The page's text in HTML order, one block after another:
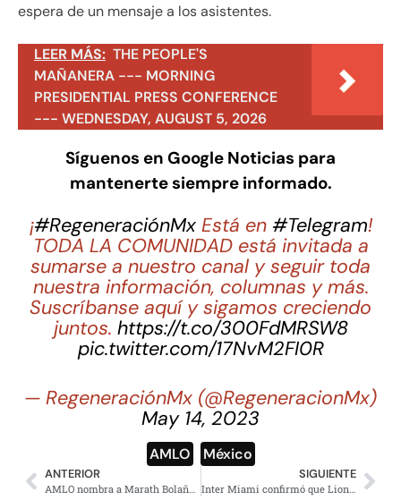
espera de un mensaje a los asistentes.
LEER MÁS: THE PEOPLE'S
MAÑANERA --- MORNING
PRESIDENTIAL PRESS CONFERENCE
--- WEDNESDAY, AUGUST 5, 2026
Síguenos en Google Noticias para
mantenerte siempre informado.
¡#RegeneraciónMxEstá en #Telegram!
TODA LA COMUNIDAD está invitada a
sumarse a nuestro canal y seguir toda
nuestra información, columnas y más.
Suscríbanse aquí y sigamos creciendo
juntos. https://t.co/300FdMRSW8
pic.twitter.com/17NvM2FI0R
— RegeneraciónMx (@RegeneracionMx)
May 14, 2023
AMLO México
ANTERIOR
AMLO nombra a Marath Bolaños como nuevo titular de la Secretaría del Trabajo
SIGUIENTE
Inter Miami confirmó que Lionel Messi debutara en el partido contra Cruz Azul